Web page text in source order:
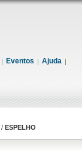
Eventos Ajuda
/ ESPELHO